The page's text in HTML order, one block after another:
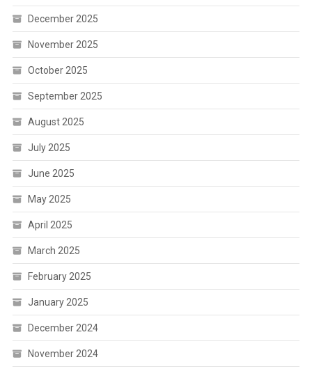
December 2025
November 2025
October 2025
September 2025
August 2025
July 2025
June 2025
May 2025
April 2025
March 2025
February 2025
January 2025
December 2024
November 2024